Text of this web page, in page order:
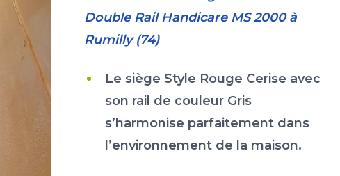
Double Rail Handicare MS 2000 à
Rumilly (74)
Le siège Style Rouge Cerise avec
son rail de couleur Gris
s’harmonise parfaitement dans
l’environnement de la maison.